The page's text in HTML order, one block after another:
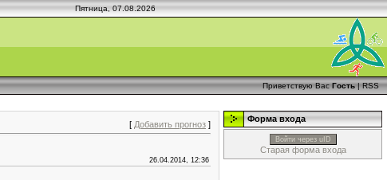
Пятница, 07.08.2026
Приветствую Вас Гость|RSS
[ Добавить прогноз ]
26.04.2014, 12:36
Форма входа
Войти через uID
Старая форма входа